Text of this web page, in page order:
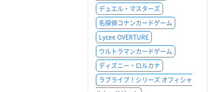
デュエル・マスターズ
名探偵コナンカードゲーム
Lycee OVERTURE
ウルトラマンカードゲーム
ディズニー・ロルカナ
ラブライブ！シリーズ オフィシャ